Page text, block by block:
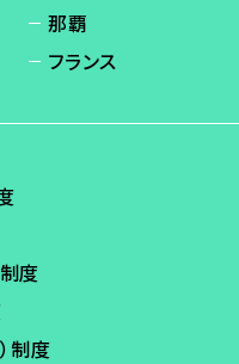
那覇
フランス
度
制度